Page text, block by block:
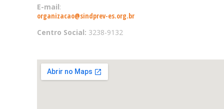
E-mail:
organizacao@sindprev-es.org.br
Centro Social: 3238-9132